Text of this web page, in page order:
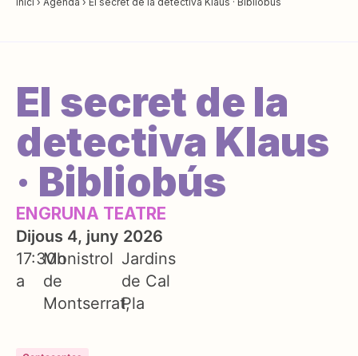
El secret de la
detectiva Klaus
· Bibliobús
ENGRUNA TEATRE
Dijous 4, juny 2026
17:30h
a
Monistrol
de
Montserrat
Jardins
de Cal
Pla